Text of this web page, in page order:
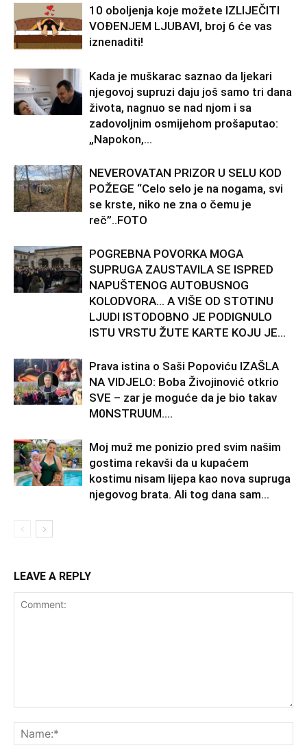
10 oboljenja koje možete IZLIJEČITI
VOĐENJEM LJUBAVI, broj 6 će vas
iznenaditi!
Kada je muškarac saznao da ljekari
njegovoj supruzi daju još samo tri dana
života, nagnuo se nad njom i sa
zadovoljnim osmijehom prošaputao:
„Napokon,...
NEVEROVATAN PRIZOR U SELU KOD
POŽEGE “Celo selo je na nogama, svi
se krste, niko ne zna o čemu je
reč”..FOTO
POGREBNA POVORKA MOGA
SUPRUGA ZAUSTAVILA SE ISPRED
NAPUŠTENOG AUTOBUSNOG
KOLODVORA… A VIŠE OD STOTINU
LJUDI ISTODOBNO JE PODIGNULO
ISTU VRSTU ŽUTE KARTE KOJU JE...
Prava istina o Saši Popoviću IZAŠLA
NA VIDJELO: Boba Živojinović otkrio
SVE – zar je moguće da je bio takav
M0NSTRUUM….
Moj muž me ponizio pred svim našim
gostima rekavši da u kupaćem
kostimu nisam lijepa kao nova supruga
njegovog brata. Ali tog dana sam...
LEAVE A REPLY